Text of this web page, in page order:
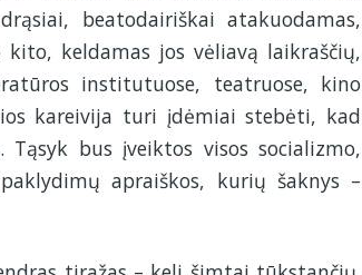
beatodairiškai atakuodamas,
keldamas jos vėliavą laikraščių,
institutuose, teatruose, kino
kareivija turi įdėmiai stebėti, kad
bus įveiktos visos socializmo,
apraiškos, kurių šaknys –